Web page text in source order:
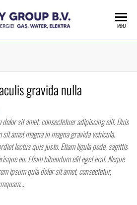
MENU
gravida nulla
dolor sit amet, consectetuer adipiscing elit. Duis
sit amet magna in magna gravida vehicula.
lectus quis justo. Etiam ligula pede, sagittis
eu. Etiam bibendum elit eget erat. Neque
ipsum quia dolor sit amet, consectetur,